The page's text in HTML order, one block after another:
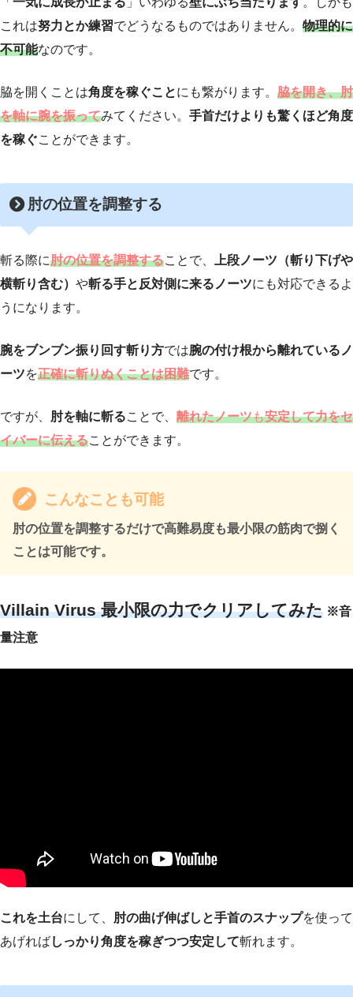
これは努力とか練習でどうなるものではありません。 物理的に
不可能なのです。
脇を開くことは角度を稼ぐことにも繋がります。 脇を開き、肘
を軸に腕を振ってみてください。 手首だけよりも驚くほど角度
を稼ぐことができます。
肘の位置を調整する
斬る際に肘の位置を調整することで、
上段ノーツ（斬り下げや
横斬り含む） や斬る手と反対側に来るノーツにも対応できるよ
うになります。
腕をブンブン振り回す斬り方では腕の付け根から離れているノ
ーツを正確に斬りぬくことは困難です。
ですが、 肘を軸に斬ることで、 離れたノーツも安定して力をセ
イバーに伝えることができます。
こんなことも可能
肘の位置を調整するだけで高難易度も最小限の筋肉で捌く
ことは可能です。
Villain Virus 最小限の力でクリアしてみた ※音
量注意
これを土台にして、 肘の曲げ伸ばしと手首のスナップを使って
あげればしっかり角度を稼ぎつつ安定して斬れます。